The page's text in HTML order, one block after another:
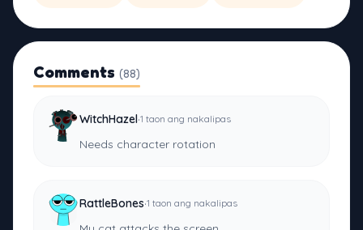
Comments (88)
WitchHazel·1 taon ang nakalipas
Needs character rotation
RattleBones·1 taon ang nakalipas